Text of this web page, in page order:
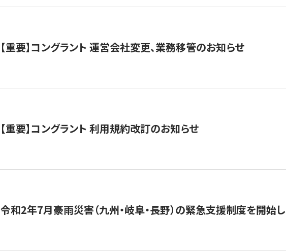
【重要】コングラント 運営会社変更、業務移管のお知らせ
【重要】コングラント 利用規約改訂のお知らせ
令和2年7月豪雨災害（九州・岐阜・長野）の緊急支援制度を開始